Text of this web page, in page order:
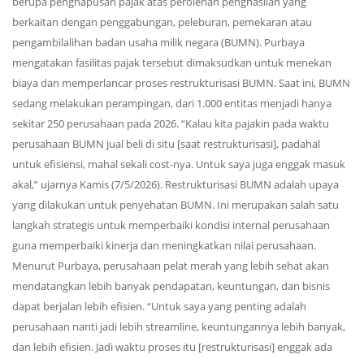
berkaitan dengan penggabungan, peleburan, pemekaran atau
pengambilalihan badan usaha milik negara (BUMN). Purbaya
mengatakan fasilitas pajak tersebut dimaksudkan untuk menekan
biaya dan memperlancar proses restrukturisasi BUMN. Saat ini, BUMN
sedang melakukan perampingan, dari 1.000 entitas menjadi hanya
sekitar 250 perusahaan pada 2026. “Kalau kita pajakin pada waktu
perusahaan BUMN jual beli di situ [saat restrukturisasi], padahal
untuk efisiensi, mahal sekali cost-nya. Untuk saya juga enggak masuk
akal,” ujarnya Kamis (7/5/2026). Restrukturisasi BUMN adalah upaya
yang dilakukan untuk penyehatan BUMN. Ini merupakan salah satu
langkah strategis untuk memperbaiki kondisi internal perusahaan
guna memperbaiki kinerja dan meningkatkan nilai perusahaan.
Menurut Purbaya, perusahaan pelat merah yang lebih sehat akan
mendatangkan lebih banyak pendapatan, keuntungan, dan bisnis
dapat berjalan lebih efisien. “Untuk saya yang penting adalah
perusahaan nanti jadi lebih streamline, keuntungannya lebih banyak,
dan lebih efisien. Jadi waktu proses itu [restrukturisasi] enggak ada